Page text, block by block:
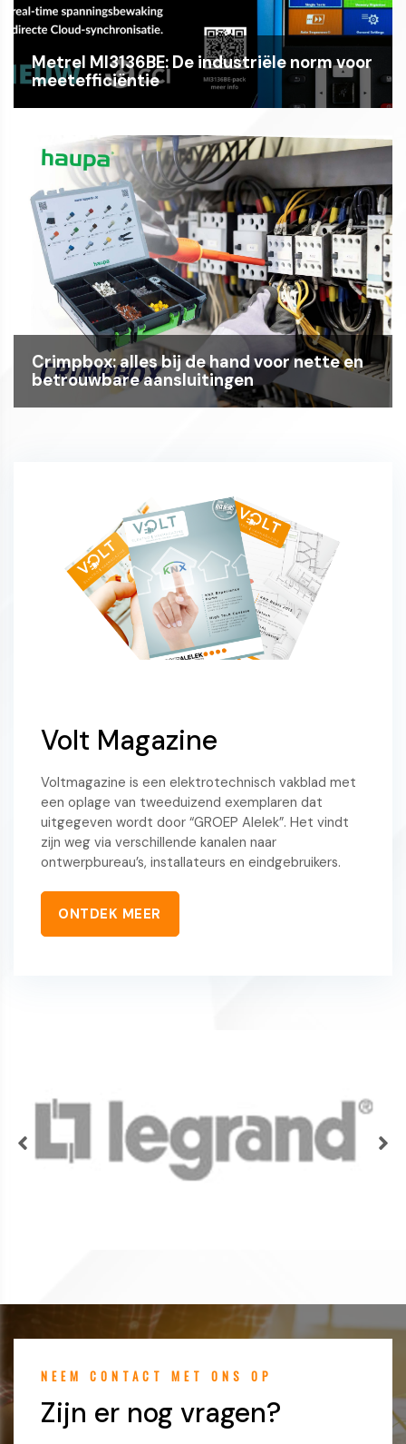
Metrel MI3136BE: De industriële norm voor
meetefficiëntie
Crimpbox: alles bij de hand voor nette en
betrouwbare aansluitingen
Volt Magazine
Voltmagazine is een elektrotechnisch vakblad met
een oplage van tweeduizend exemplaren dat
uitgegeven wordt door “GROEP Alelek”. Het vindt
zijn weg via verschillende kanalen naar
ontwerpbureau’s, installateurs en eindgebruikers.
ONTDEK MEER
NEEM CONTACT MET ONS OP
Zijn er nog vragen?